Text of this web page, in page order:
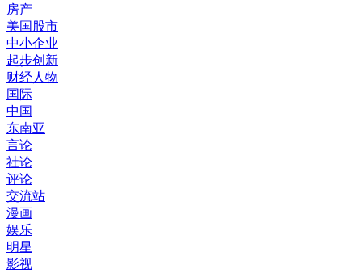
房产
美国股市
中小企业
起步创新
财经人物
国际
中国
东南亚
言论
社论
评论
交流站
漫画
娱乐
明星
影视